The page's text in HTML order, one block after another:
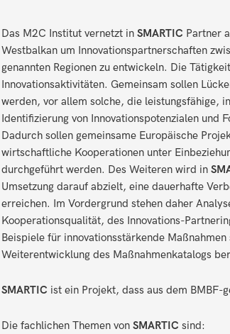
Das M2C Institut vernetzt in SMARTIC Partner
Westbalkan um Innovationspartnerschaften
genannten Regionen zu entwickeln. Die
Innovationsaktivitäten. Gemeinsam sollen
werden, vor allem solche, die leistungsfähige,
Identifizierung von Innovationspotenzialen und
Dadurch sollen gemeinsame Europäische
wirtschaftliche Kooperationen unter
durchgeführt werden. Des Weiteren wird in
Umsetzung darauf abzielt, eine dauerhafte
erreichen. Im Vordergrund stehen daher
Kooperationsqualität, des Innovations-
Beispiele für innovationsstärkende
Weiterentwicklung des Maßnahmenkatalogs
SMARTIC ist ein Projekt, dass aus dem BMBF-
Die fachlichen Themen von SMARTIC sind: